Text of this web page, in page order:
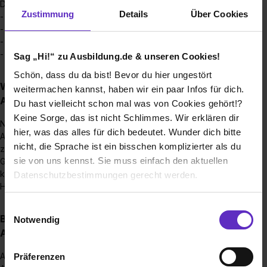
Zustimmung Details Über Cookies
Sag „Hi!“ zu Ausbildung.de & unseren Cookies!
Schön, dass du da bist! Bevor du hier ungestört
weitermachen kannst, haben wir ein paar Infos für dich.
Du hast vielleicht schon mal was von Cookies gehört!?
Keine Sorge, das ist nicht Schlimmes. Wir erklären dir
hier, was das alles für dich bedeutet. Wunder dich bitte
nicht, die Sprache ist ein bisschen komplizierter als du
sie von uns kennst. Sie muss einfach den aktuellen
Datenschutzbestimmungen gerecht werden.
Benutzung der Webseite getroffenen Einstellungen zu
Notwendig
Präferenzen
Duale Studiengänge:
- Fitnesstraining
- Fitnessökonomie
- Gesundheitsmanagement
- Sport- und Bewegungstherapie
Wie sieht der Bewerbungsprozess für eine
Ausbildungsstelle bei Ihnen aus?
Nach Eingang einer Bewerbung sichten wir diese gründlich.
Anschließend folgt bei positiver Entscheidung die Einladung
zu einem persönlichen Kennenlernen. Nach diesem
Gespräch geht es i.d.R. mit einem Trainingstermin zum
kennenlernen der Dienstleistung weiter. Bei Bedarf ist ein
Hospitationstag möglich.
Bis wann muss man sich für einen
Ausbildungsplatz bewerben?
Ausbildung: